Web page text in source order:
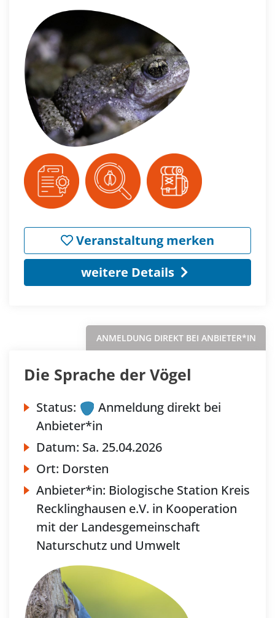
Veranstaltung merken
weitere Details
ANMELDUNG DIREKT BEI ANBIETER*IN
Die Sprache der Vögel
Status:
Anmeldung direkt bei
Anbieter*in
Datum: Sa. 25.04.2026
Ort: Dorsten
Anbieter*in: Biologische Station Kreis
Recklinghausen e.V. in Kooperation
mit der Landesgemeinschaft
Naturschutz und Umwelt